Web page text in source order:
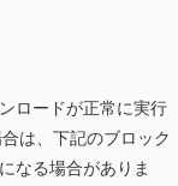
ロードが正常に実行
は、下記のブロック
なる場合がありま